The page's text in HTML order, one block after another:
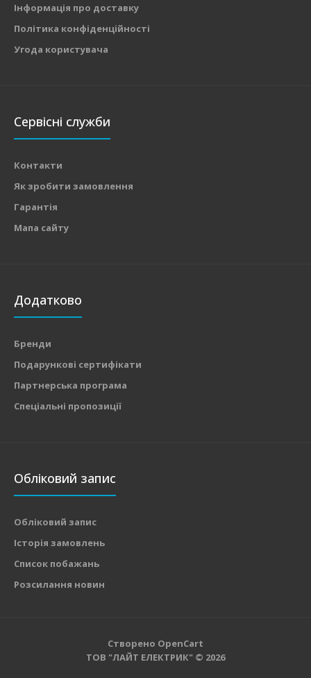
Інформація про доставку
Політика конфіденційності
Угода користувача
Сервісні служби
Контакти
Як зробити замовлення
Гарантія
Мапа сайту
Додатково
Бренди
Подарункові сертифікати
Партнерська програма
Спеціальні пропозиції
Обліковий запис
Обліковий запис
Історія замовлень
Список побажань
Розсилання новин
Створено OpenCart
ТОВ "ЛАЙТ ЕЛЕКТРИК" © 2026